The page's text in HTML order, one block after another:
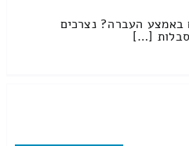
העברה? נצרכים
סבלות […]